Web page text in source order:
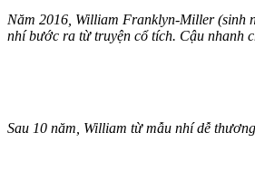
Năm 2016, William Franklyn-Miller (sinh
nhí bước ra từ truyện cổ tích. Cậu nhanh
Sau 10 năm, William từ mẫu nhí dễ